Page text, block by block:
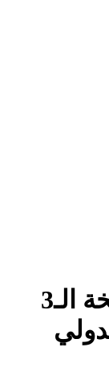
نواكشوط: انطلاق النسخة الـ3